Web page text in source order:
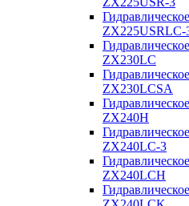
ZX225USRLC-
ZX230LC
ZX230LCSA
ZX240H
ZX240LC-3
ZX240LCH